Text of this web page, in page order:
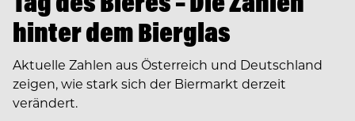
hinter dem Bierglas
Aktuelle Zahlen aus Österreich und Deutschland
zeigen, wie stark sich der Biermarkt derzeit
verändert.